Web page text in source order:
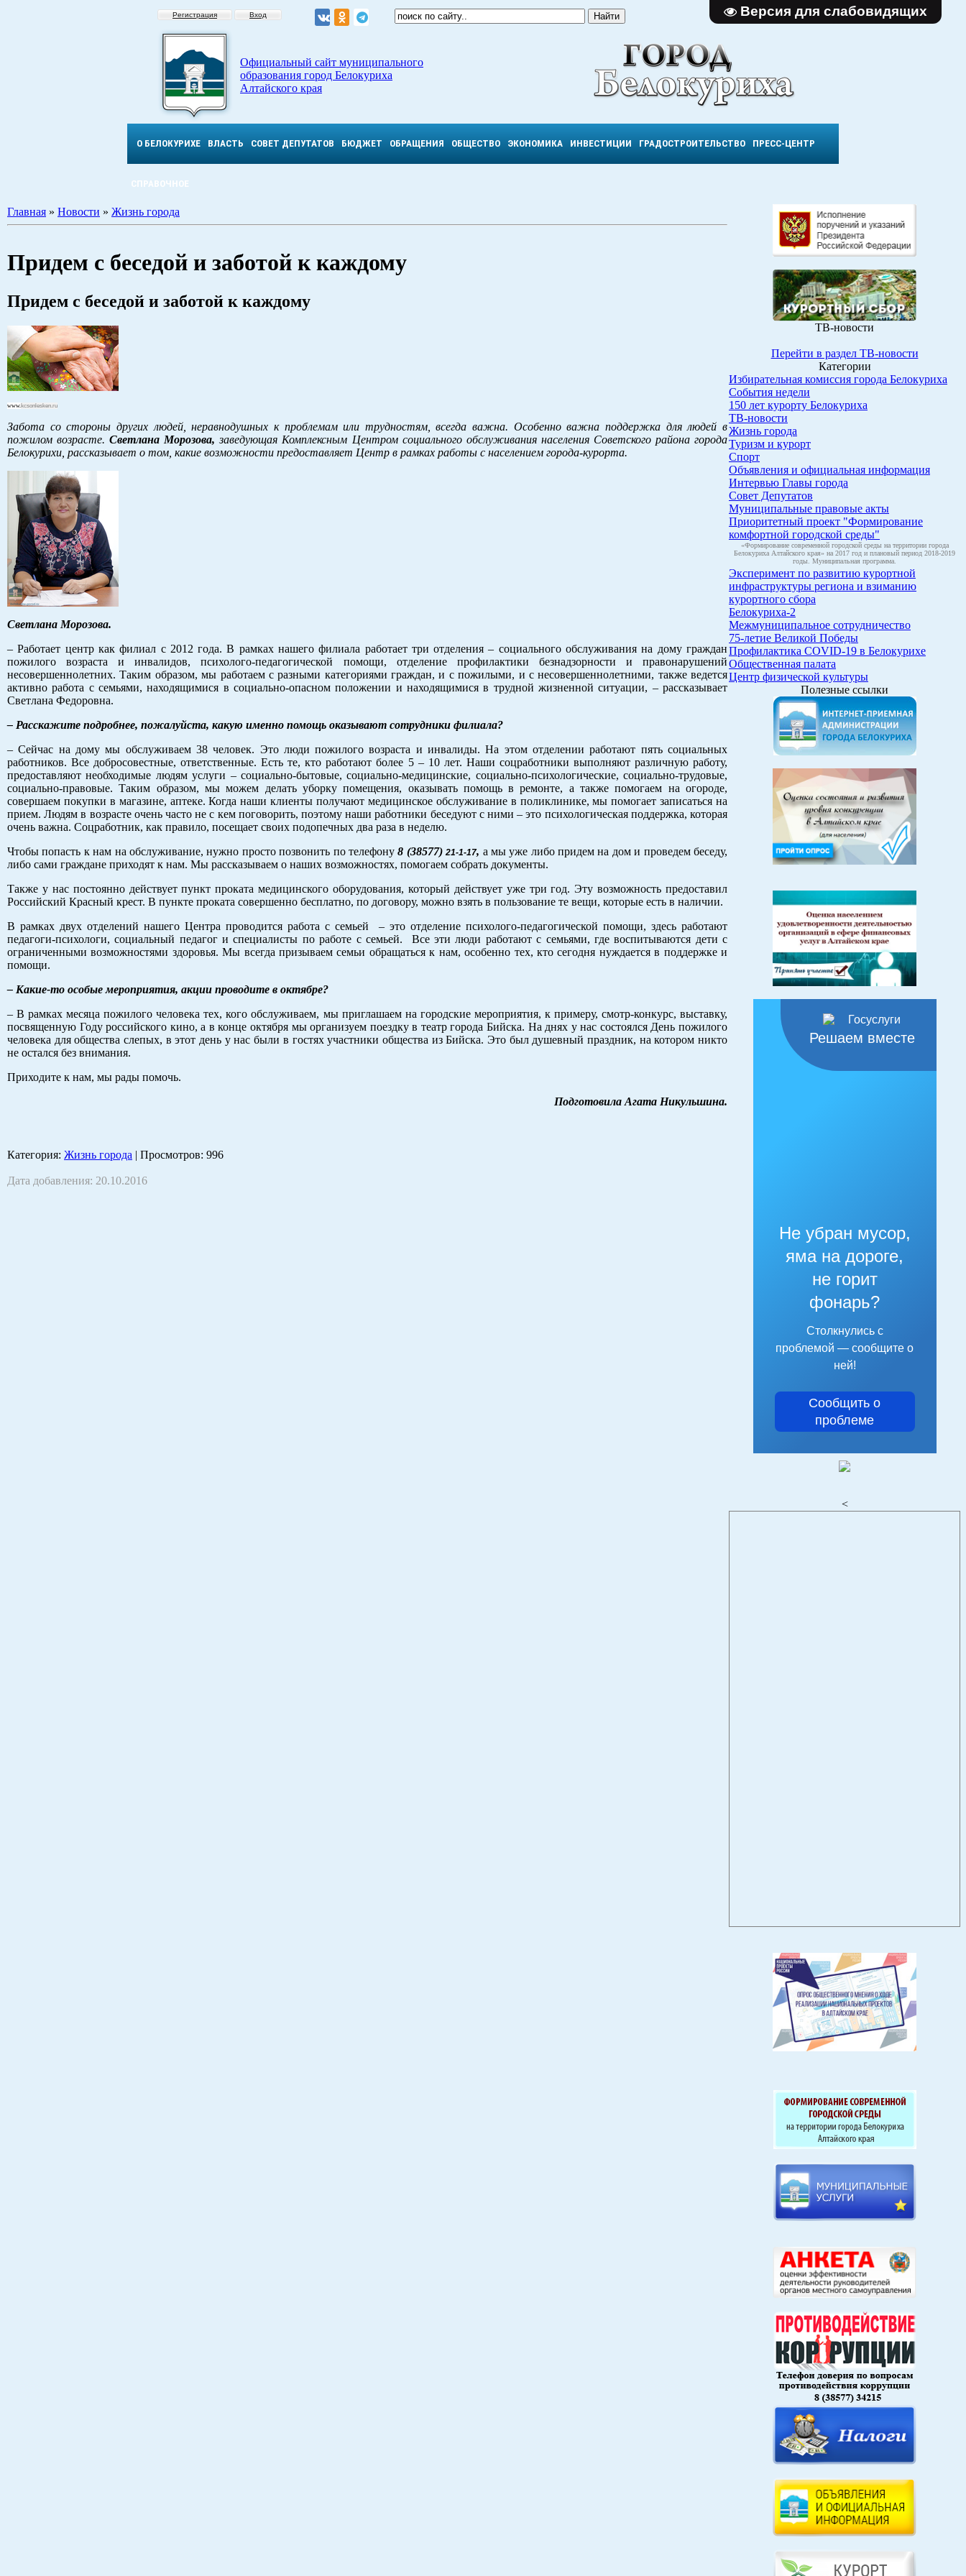
Версия для слабовидящих
Регистрация Вход
Официальный сайт муниципального
образования город Белокуриха
Алтайского края
О БЕЛОКУРИХЕ ВЛАСТЬ СОВЕТ ДЕПУТАТОВ БЮДЖЕТ ОБРАЩЕНИЯ ОБЩЕСТВО ЭКОНОМИКА ИНВЕСТИЦИИ ГРАДОСТРОИТЕЛЬСТВО ПРЕСС-ЦЕНТР
СПРАВОЧНОЕ
Главная » Новости » Жизнь города
Придем с беседой и заботой к каждому
Придем с беседой и заботой к каждому
www. kcsonlesken.ru
Забота со стороны других людей, неравнодушных к проблемам или трудностям, всегда важна. Особенно важна поддержка для людей в
пожилом возрасте.Светлана Морозова,заведующая Комплексным Центром социального обслуживания населения Советского района города
Белокурихи, рассказывает о том, какие возможности предоставляет Центр в рамках работы с населением города-курорта.
Светлана Морозова.
– Работает центр как филиал с 2012 года. В рамках нашего филиала работает три отделения – социального обслуживания на дому граждан
пожилого возраста и инвалидов, психолого-педагогической помощи, отделение профилактики безнадзорности и правонарушений
несовершеннолетних. Таким образом, мы работаем с разными категориями граждан, и с пожилыми, и с несовершеннолетними, также ведется
активно работа с семьями, находящимися в социально-опасном положении и находящимися в трудной жизненной ситуации, – рассказывает
Светлана Федоровна.
– Расскажите подробнее, пожалуйста, какую именно помощь оказывают сотрудники филиала?
– Сейчас на дому мы обслуживаем 38 человек. Это люди пожилого возраста и инвалиды. На этом отделении работают пять социальных
работников. Все добросовестные, ответственные. Есть те, кто работают более 5 – 10 лет. Наши соцработники выполняют различную работу,
предоставляют необходимые людям услуги – социально-бытовые, социально-медицинские, социально-психологические, социально-трудовые,
социально-правовые. Таким образом, мы можем делать уборку помещения, оказывать помощь в ремонте, а также помогаем на огороде,
совершаем покупки в магазине, аптеке. Когда наши клиенты получают медицинское обслуживание в поликлинике, мы помогает записаться на
прием. Людям в возрасте очень часто не с кем поговорить, поэтому наши работники беседуют с ними – это психологическая поддержка, которая
очень важна. Соцработник, как правило, посещает своих подопечных два раза в неделю.
Чтобы попасть к нам на обслуживание, нужно просто позвонить по телефону8 (38577)21-1-17, а мы уже либо придем на дом и проведем беседу,
либо сами граждане приходят к нам. Мы рассказываем о наших возможностях, помогаем собрать документы.
Также у нас постоянно действует пункт проката медицинского оборудования, который действует уже три год. Эту возможность предоставил
Российский Красный крест. В пункте проката совершенно бесплатно, по договору, можно взять в пользование те вещи, которые есть в наличии.
В рамках двух отделений нашего Центра проводится работа с семьей – это отделение психолого-педагогической помощи, здесь работают
педагоги-психологи, социальный педагог и специалисты по работе с семьей. Все эти люди работают с семьями, где воспитываются дети с
ограниченными возможностями здоровья. Мы всегда призываем семьи обращаться к нам, особенно тех, кто сегодня нуждается в поддержке и
помощи.
– Какие-то особые мероприятия, акции проводите в октябре?
– В рамках месяца пожилого человека тех, кого обслуживаем, мы приглашаем на городские мероприятия, к примеру, смотр-конкурс, выставку,
посвященную Году российского кино, а в конце октября мы организуем поездку в театр города Бийска. На днях у нас состоялся День пожилого
человека для общества слепых, в этот день у нас были в гостях участники общества из Бийска. Это был душевный праздник, на котором никто
не остался без внимания.
Приходите к нам, мы рады помочь.
Подготовила Агата Никульшина.
Категория: Жизнь города | Просмотров: 996
Дата добавления: 20.10.2016
ТВ-новости
Перейти в раздел ТВ-новости
Категории
Избирательная комиссия города Белокуриха
События недели
150 лет курорту Белокуриха
ТВ-новости
Жизнь города
Туризм и курорт
Спорт
Объявления и официальная информация
Интервью Главы города
Совет Депутатов
Муниципальные правовые акты
Приоритетный проект "Формирование
комфортной городской среды"
«Формирование современной городской среды на территории города
Белокуриха Алтайского края» на 2017 год и плановый период 2018-2019
годы. Муниципальная программа.
Эксперимент по развитию курортной
инфраструктуры региона и взиманию
курортного сбора
Белокуриха-2
Межмуниципальное сотрудничество
75-летие Великой Победы
Профилактика COVID-19 в Белокурихе
Общественная палата
Центр физической культуры
Полезные ссылки
Решаем вместе
Не убран мусор,
яма на дороге,
не горит
фонарь?
Столкнулись с
проблемой — сообщите о
ней!
Сообщить о
проблеме
<